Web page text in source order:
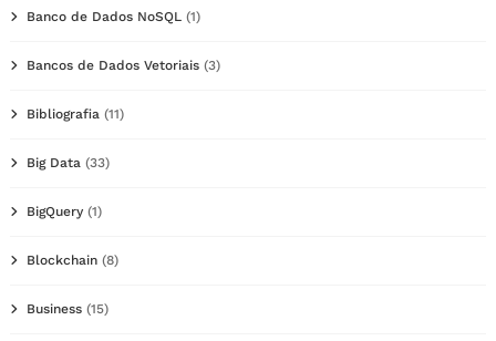
Banco de Dados NoSQL (1)
Bancos de Dados Vetoriais (3)
Bibliografia (11)
Big Data (33)
BigQuery (1)
Blockchain (8)
Business (15)